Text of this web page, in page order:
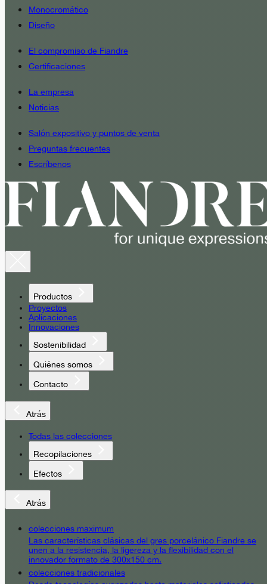
Monocromático
Diseño
El compromiso de Fiandre
Certificaciones
La empresa
Noticias
Salón expositivo y puntos de venta
Preguntas frecuentes
Escríbenos
Productos
Proyectos
Aplicaciones
Innovaciones
Sostenibilidad
Quiénes somos
Contacto
Atrás
Todas las colecciones
Recopilaciones
Efectos
Atrás
colecciones maximum
Las características clásicas del gres porcelánico Fiandre se
unen a la resistencia, la ligereza y la flexibilidad con el
innovador formato de 300x150 cm.
colecciones tradicionales